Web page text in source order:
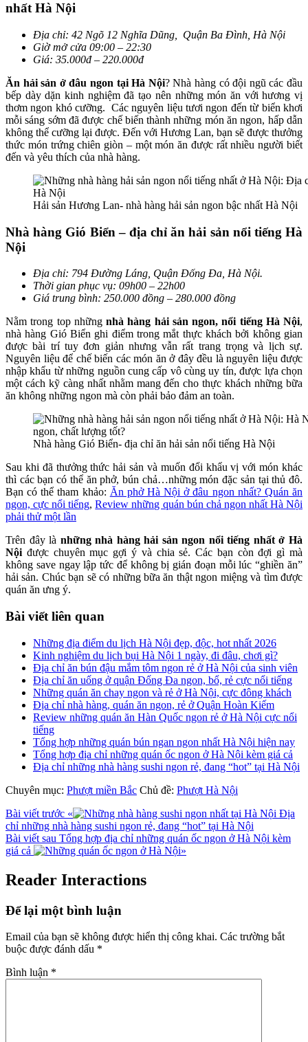
nhất Hà Nội
Địa chỉ: 42 Ngõ 12 Nghĩa Dũng, Quận Ba Đình, Hà Nội
Giờ mở cửa 09:00 – 22:30
Giá: 35.000đ – 220.000đ
Ăn hải sản ở đâu ngon tại Hà Nội? Nhà hàng có đội ngũ các đầu
bếp dày dặn kinh nghiệm đã tạo nên những món ăn với hương vị
thơm ngon khó cưỡng. Các nguyên liệu tươi ngon đến từ biển khơi
mỗi sáng sớm đã được chế biến thành những món ăn ngon, hấp dẫn
không thể cưỡng lại được. Đến với Hương Lan, bạn sẽ được thưởng
thức món trứng chiên giòn – một món ăn được rất nhiều người biết
đến và yêu thích của nhà hàng.
Hải sản Hương Lan- nhà hàng hải sản ngon bậc nhất Hà Nội
Nhà hàng Gió Biển – địa chỉ ăn hải sản nổi tiếng Hà
Nội
Địa chỉ: 794 Đường Láng, Quận Đống Đa, Hà Nội.
Thời gian phục vụ: 09h00 – 22h00
Giá trung bình: 250.000 đồng – 280.000 đồng
Nằm trong top những nhà hàng hải sản ngon, nổi tiếng Hà Nội,
nhà hàng Gió Biển ghi điểm trong mắt thực khách bởi không gian
được bài trí tuy đơn giản nhưng vẫn rất trang trọng và lịch sự.
Nguyên liệu để chế biến các món ăn ở đây đều là nguyên liệu được
nhập khẩu từ những nguồn cung cấp vô cùng uy tín, được lựa chọn
một cách kỹ càng nhất nhằm mang đến cho thực khách những bữa
ăn không những ngon mà còn phải bảo đảm an toàn.
Nhà hàng Gió Biển- địa chỉ ăn hải sản nổi tiếng Hà Nội
Sau khi đã thưởng thức hải sản và muốn đổi khẩu vị với món khác
thì các bạn có thể ăn phở, bún chả…những món đặc sản tại thủ đô.
Bạn có thể tham khảo: Ăn phở Hà Nội ở đâu ngon nhất? Quán ăn
ngon, cực nổi tiếng,Review những quán bún chả ngon nhất Hà Nội
phải thử một lần
Trên đây là những nhà hàng hải sản ngon nổi tiếng nhất ở Hà
Nội được chuyên mục gợi ý và chia sẻ. Các bạn còn đợi gì mà
không save ngay lập tức để không bị gián đoạn mỗi lúc “ghiền ăn”
hải sản. Chúc bạn sẽ có những bữa ăn thật ngon miệng và tìm được
quán ăn ưng ý.
Bài viết liên quan
Những địa điểm du lịch Hà Nội đẹp, độc, hot nhất 2026
Kinh nghiệm du lịch bụi Hà Nội 1 ngày, đi đâu, chơi gì?
Địa chỉ ăn bún đậu mắm tôm ngon rẻ ở Hà Nội của sinh viên
Địa chỉ ăn uống ở quận Đống Đa ngon, bổ, rẻ cực nổi tiếng
Những quán ăn chay ngon và rẻ ở Hà Nội, cực đông khách
Địa chỉ nhà hàng, quán ăn ngon, rẻ ở Quận Hoàn Kiếm
Review những quán ăn Hàn Quốc ngon rẻ ở Hà Nội cực nổi
tiếng
Tổng hợp những quán bún ngan ngon nhất Hà Nội hiện nay
Tổng hợp địa chỉ những quán ốc ngon ở Hà Nội kèm giá cả
Địa chỉ những nhà hàng sushi ngon rẻ, đang “hot” tại Hà Nội
Chuyên mục: Phượt miền Bắc Chủ đề: Phượt Hà Nội
Bài viết trước «
Địa
chỉ những nhà hàng sushi ngon rẻ, đang “hot” tại Hà Nội
Bài viết sau Tổng hợp địa chỉ những quán ốc ngon ở Hà Nội kèm
giá cả
»
Reader Interactions
Để lại một bình luận
Email của bạn sẽ không được hiển thị công khai. Các trường bắt
buộc được đánh dấu *
Bình luận *